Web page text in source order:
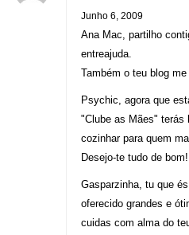
Junho 6, 2009
Ana Mac, partilho
entreajuda.
Também o teu blog
Psychic, agora que
"Clube as Mães" terás
cozinhar para quem
Desejo-te tudo de bom!
Gasparzinha, tu que
oferecido grandes e
cuidas com alma do